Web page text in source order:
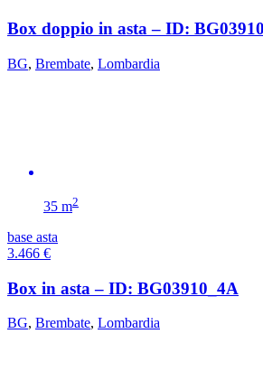
Box doppio in asta – ID:
BG, Brembate, Lombardia
35 m2
base asta
3.466 €
Box in asta – ID: BG03910_4A
BG, Brembate, Lombardia